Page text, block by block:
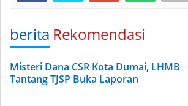
berita Rekomendasi
Misteri Dana CSR Kota Dumai, LHMB
Tantang TJSP Buka Laporan